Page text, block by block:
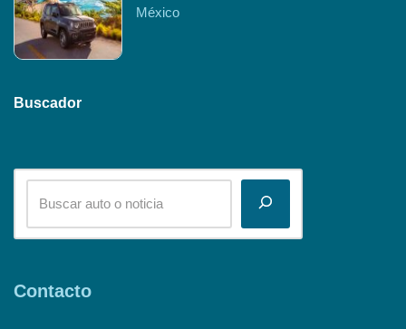
México
Buscador
Contacto